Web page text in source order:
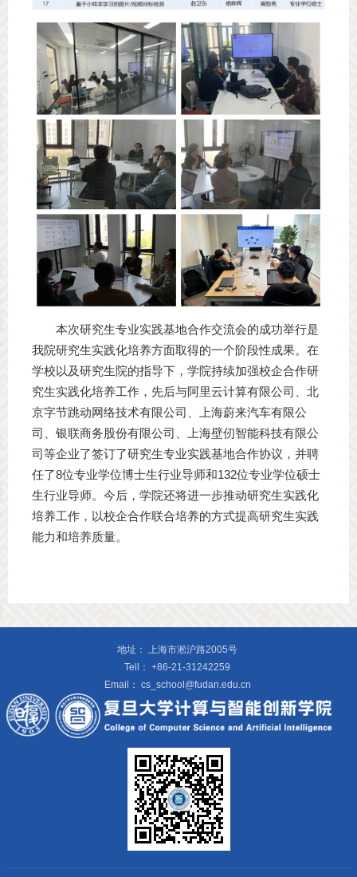
本次研究生专业实践基地合作交流会的成功举行是
我院研究生实践化培养方面取得的一个阶段性成果。在
学校以及研究生院的指导下，学院持续加强校企合作研
究生实践化培养工作，先后与阿里云计算有限公司、北
京字节跳动网络技术有限公司、上海蔚来汽车有限公
司、银联商务股份有限公司、上海壁仞智能科技有限公
司等企业了签订了研究生专业实践基地合作协议，并聘
任了8位专业学位博士生行业导师和132位专业学位硕士
生行业导师。今后，学院还将进一步推动研究生实践化
培养工作，以校企合作联合培养的方式提高研究生实践
能力和培养质量。
地址： 上海市淞沪路2005号
Tell： +86-21-31242259
Email： cs_school@fudan.edu.cn